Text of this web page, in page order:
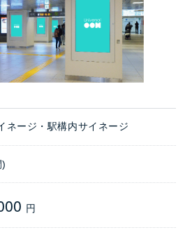
ネージ・駅構内サイネージ
円